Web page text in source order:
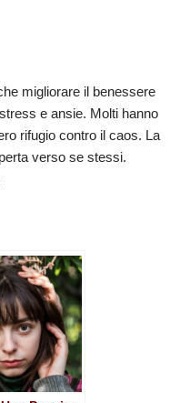
migliorare il benessere
e ansie. Molti hanno
rifugio contro il caos. La
verso se stessi.